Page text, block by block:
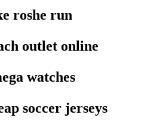
roshe run
outlet online
watches
soccer jerseys